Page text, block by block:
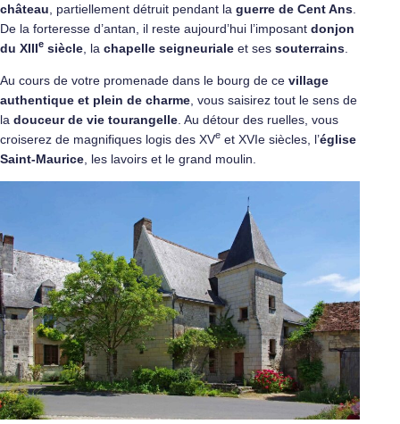
château , partiellement détruit pendant la guerre de Cent Ans
De la forteresse d’antan, il reste aujourd’hui l’imposant donjon
du XIIIe siècle , la chapelle seigneuriale et ses souterrains
Au cours de votre promenade dans le bourg de ce village
authentique et plein de charme , vous saisirez tout le sens de
la douceur de vie tourangelle . Au détour des ruelles, vous
croiserez de magnifiques logis des XVe et XVIe siècles, l’église
Saint-Maurice , les lavoirs et le grand moulin.